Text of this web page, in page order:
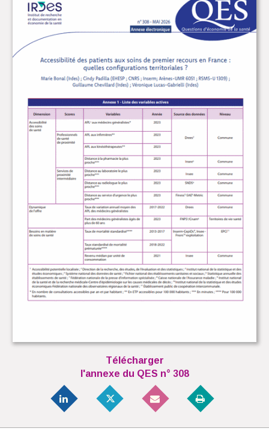
Télécharger
l'annexe du QES n° 308